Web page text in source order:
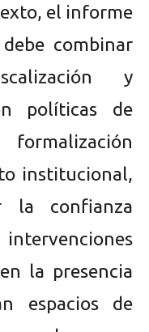
el informe
combinar
y
políticas de
formalización
institucional,
la confianza
la presencia
espacios de